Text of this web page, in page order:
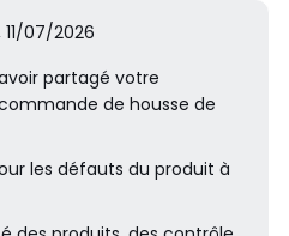
07/2026
partagé votre
de housse de
les défauts du produit à